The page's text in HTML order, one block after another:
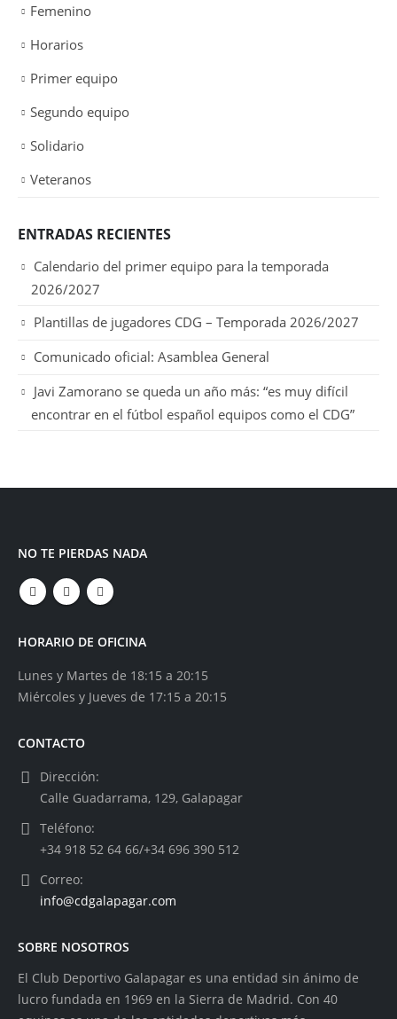
Femenino
Horarios
Primer equipo
Segundo equipo
Solidario
Veteranos
ENTRADAS RECIENTES
Calendario del primer equipo para la temporada
2026/2027
Plantillas de jugadores CDG – Temporada 2026/2027
Comunicado oficial: Asamblea General
Javi Zamorano se queda un año más: “es muy difícil
encontrar en el fútbol español equipos como el CDG”
NO TE PIERDAS NADA
HORARIO DE OFICINA
Lunes y Martes de 18:15 a 20:15
Miércoles y Jueves de 17:15 a 20:15
CONTACTO
Dirección:
Calle Guadarrama, 129, Galapagar
Teléfono:
+34 918 52 64 66/+34 696 390 512
Correo:
info@cdgalapagar.com
SOBRE NOSOTROS
El Club Deportivo Galapagar es una entidad sin ánimo de
lucro fundada en 1969 en la Sierra de Madrid. Con 40